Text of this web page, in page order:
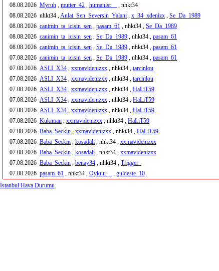
08.08.2026 Myruh , mutter_42 , humanist__ , nhkt34
08.08.2026 nhkt34 ,Anlat_Sen_Seversin_Yalani , x_34_xdenizx , Se_Da_1989
08.08.2026 canimin_ta_icisin_sen , pasam_61 , nhkt34 , Se_Da_1989
08.08.2026 canimin_ta_icisin_sen , Se_Da_1989 , nhkt34 , pasam_61
08.08.2026 canimin_ta_icisin_sen , Se_Da_1989 , nhkt34 , pasam_61
07.08.2026 canimin_ta_icisin_sen , Se_Da_1989 , nhkt34 , pasam_61
07.08.2026 ASLI_X34 , xxmavidenizxx , nhkt34 , tarcinlou
07.08.2026 ASLI_X34 , xxmavidenizxx , nhkt34 , tarcinlou
07.08.2026 ASLI_X34 , xxmavidenizxx , nhkt34 , HaLiT59
07.08.2026 ASLI_X34 , xxmavidenizxx , nhkt34 , HaLiT59
07.08.2026 ASLI_X34 , xxmavidenizxx , nhkt34 , HaLiT59
07.08.2026 Kukiman , xxmavidenizxx , nhkt34 , HaLiT59
07.08.2026 Baba_Seckin , xxmavidenizxx , nhkt34 , HaLiT59
07.08.2026 Baba_Seckin , kosadali , nhkt34 , xxmavidenizxx
07.08.2026 Baba_Seckin , kosadali , nhkt34 , xxmavidenizxx
07.08.2026 Baba_Seckin , benay34 , nhkt34 , Trigger_
07.08.2026 pasam_61 , nhkt34 , Oykuu__ , guldeste_10
İstanbul Hava Durumu